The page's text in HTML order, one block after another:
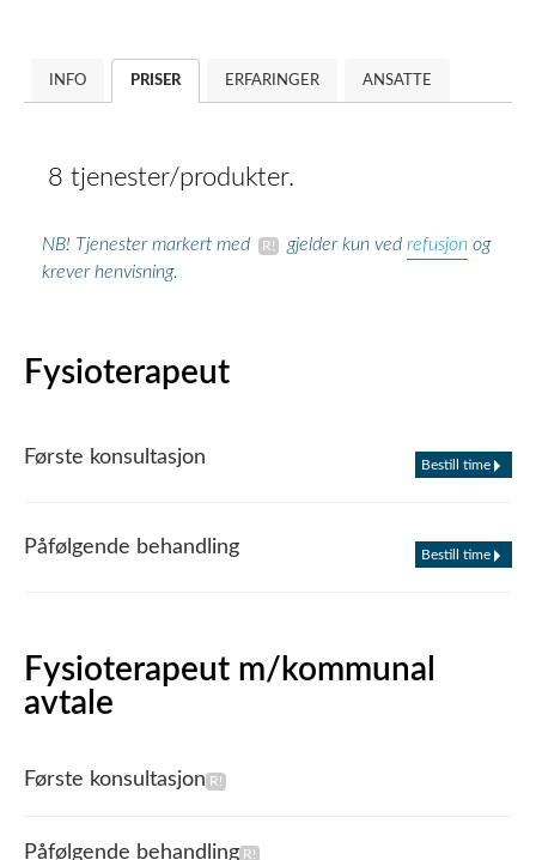
INFO PRISER ERFARINGER ANSATTE
8 tjenester/produkter.
NB! Tjenester markert med gjelder kun ved refusjon og
krever henvisning.
Fysioterapeut
Første konsultasjon Bestill time
Påfølgende behandling Bestill time
Fysioterapeut m/kommunal
avtale
Første konsultasjon
Påfølgende behandling